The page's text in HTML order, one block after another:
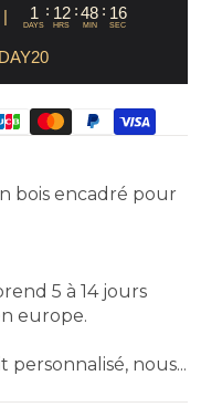
1 : 12 : 48 : 16
DAYS HRS MIN SEC
bois encadré pour
5 à 14 jours
europe.
personnalisé, nous...